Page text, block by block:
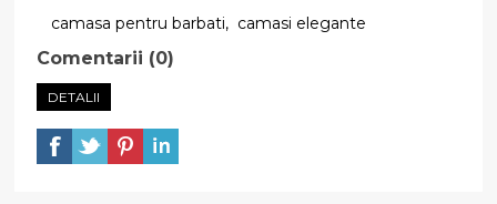
camasa pentru barbati, camasi elegante
Comentarii (0)
DETALII